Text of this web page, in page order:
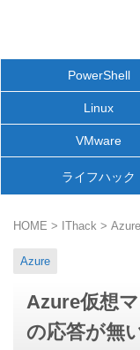
PowerShell
Linux
VMware
ライフハック
HOME > IThack > Azure
Azure
Azure仮想
の応答が無